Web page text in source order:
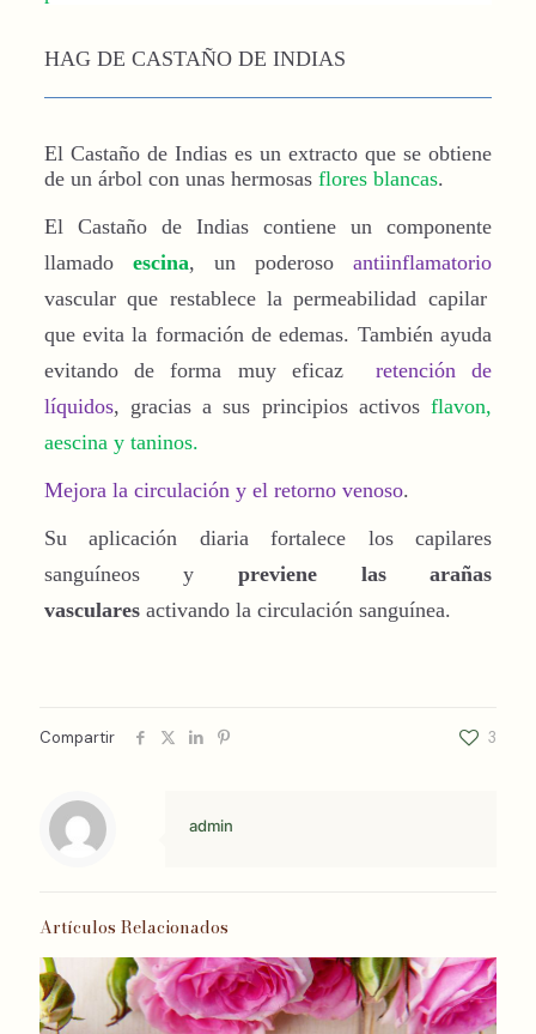
HAG DE CASTAÑO DE INDIAS
El Castaño de Indias es un extracto que se obtiene
de un árbol con unas hermosas flores blancas.
El Castaño de Indias contiene un componente
llamado escina, un poderosoantiinflamatorio
vascular que restablece la permeabilidad capilar
que evita la formación de edemas. También ayuda
evitando de forma muy eficaz retención de
líquidos, gracias a sus principios activosflavon,
aescina y taninos.
Mejora la circulación y el retorno venoso.
Su aplicación diaria fortalece los capilares
sanguíneos y previene las arañas
vascularesactivando la circulación sanguínea.
Compartir 3
admin
Artículos Relacionados